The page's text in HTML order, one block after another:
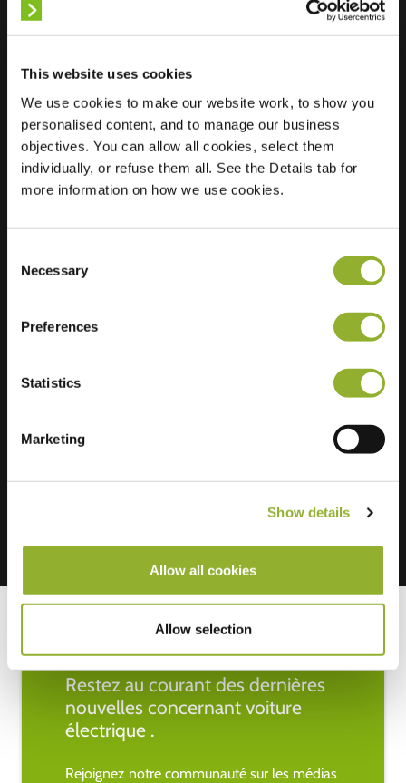
This website uses cookies
We use cookies to make our website work, to show you
personalised content, and to manage our business
objectives. You can allow all cookies, select them
individually, or refuse them all. See the Details tab for
more information on how we use cookies.
Selection
Necessary
Preferences
Statistics
Marketing
Show details
Allow all cookies
Allow selection
Localisation
Schulenburger
Landstr. 105
30165 Hannover
Allemagne
Informations supplémentaires
Nous acceptons : American Express,
Restez au courant des dernières
nouvelles concernant voiture
électrique .
Rejoignez notre communauté sur les médias